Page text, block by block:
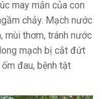
may mắn của con
chảy. Mạch nước
mùi thơm, tránh nước
mạch bị cắt đứt
đau, bệnh tật